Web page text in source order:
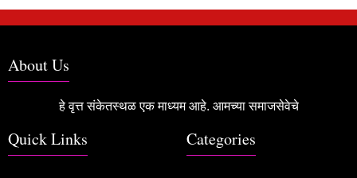
About Us
हे वृत्त संकेतस्थळ एक माध्यम आहे. आमच्या समाजसेवेचे
Quick Links Categories